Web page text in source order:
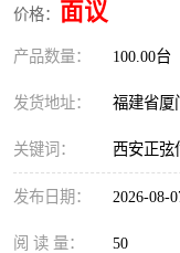
价格： 面议
产品数量： 100.00台
发货地址： 福建省厦
关键词： 西安正弦
发布日期： 2026-08-
阅 读 量： 50